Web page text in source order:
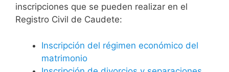
inscripciones que se pueden realizar en el
Registro Civil de Caudete:
Inscripción del régimen económico del
matrimonio